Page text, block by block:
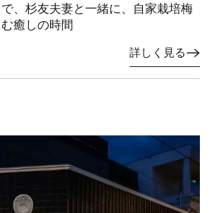
、杉友夫妻と一緒に、自家栽培梅
癒しの時間
詳しく見る